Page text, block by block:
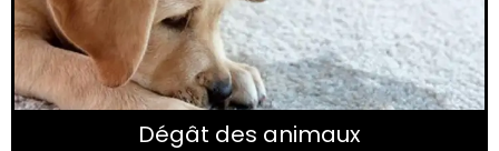
Dégât des animaux